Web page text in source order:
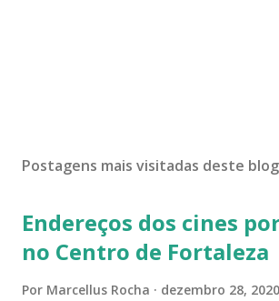
Postagens mais visitadas deste blog
Endereços dos cines
no Centro de Fortaleza
Por Marcellus Rocha dezembro 28, 2020